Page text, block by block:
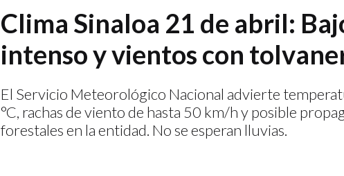
Clima Sinaloa 21 de abril:
intenso y vientos con
El Servicio Meteorológico Nacional advierte
°C, rachas de viento de hasta 50 km/h y posible
forestales en la entidad. No se esperan lluvias.